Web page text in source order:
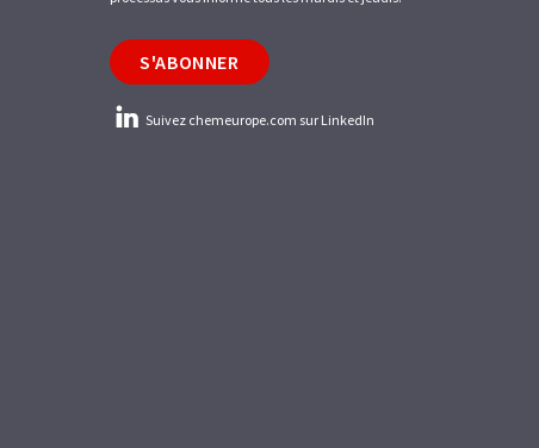
S'ABONNER
Suivez chemeurope.com sur LinkedIn